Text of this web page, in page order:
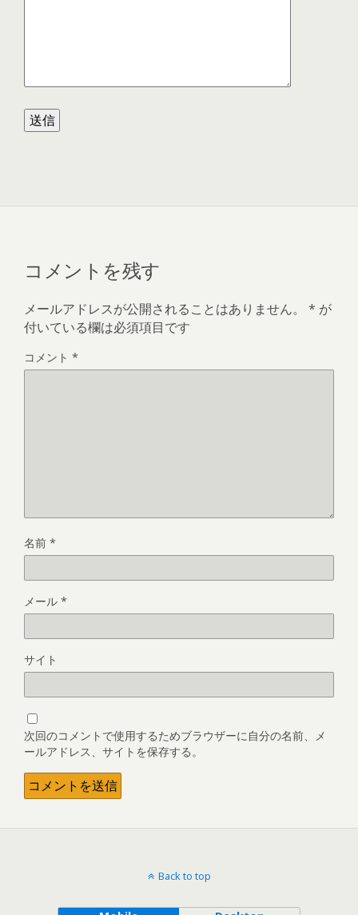
コメントを残す
メールアドレスが公開されることはありません。 * が
付いている欄は必須項目です
コメント *
名前 *
メール *
サイト
次回のコメントで使用するためブラウザーに自分の名前、メ
ールアドレス、サイトを保存する。
Back to top